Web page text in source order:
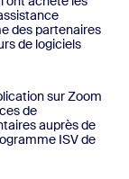
des partenaires
de logiciels
sur Zoom
de
auprès de
ISV de